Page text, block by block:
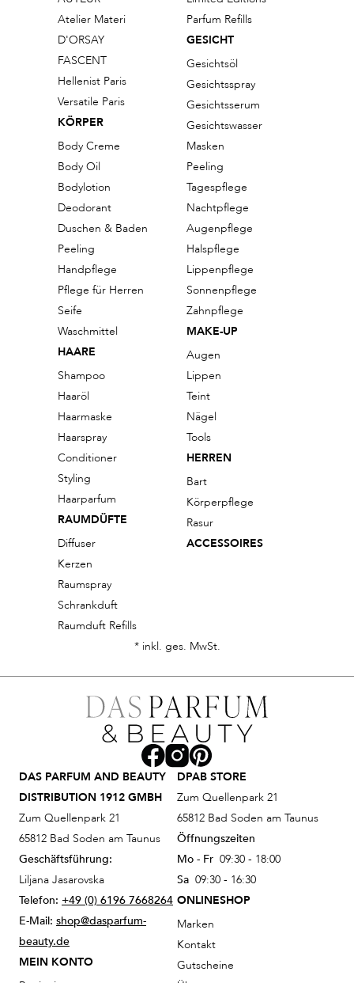
Atelier Materi
D'ORSAY
FASCENT
Hellenist Paris
Versatile Paris
KÖRPER
Body Creme
Body Oil
Bodylotion
Deodorant
Duschen & Baden
Peeling
Handpflege
Pflege für Herren
Seife
Waschmittel
HAARE
Shampoo
Haaröl
Haarmaske
Haarspray
Conditioner
Styling
Haarparfum
RAUMDÜFTE
Diffuser
Kerzen
Raumspray
Schrankduft
Raumduft Refills
Parfum Refills
GESICHT
Gesichtsöl
Gesichtsspray
Gesichtsserum
Gesichtswasser
Masken
Peeling
Tagespflege
Nachtpflege
Augenpflege
Halspflege
Lippenpflege
Sonnenpflege
Zahnpflege
MAKE-UP
Augen
Lippen
Teint
Nägel
Tools
HERREN
Bart
Körperpflege
Rasur
ACCESSOIRES
* inkl. ges. MwSt.
DAS PARFUM AND BEAUTY
DISTRIBUTION 1912 GMBH
Zum Quellenpark 21
65812 Bad Soden am Taunus
Geschäftsführung:
Liljana Jasarovska
Telefon: +49 (0) 6196 7668264
E-Mail: shop@dasparfum-
beauty.de
MEIN KONTO
DPAB STORE
Zum Quellenpark 21
65812 Bad Soden am Taunus
Öffnungszeiten
Mo - Fr 09:30 - 18:00
Sa 09:30 - 16:30
ONLINESHOP
Marken
Kontakt
Gutscheine